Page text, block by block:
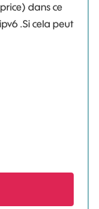
dans ce
.Si cela peut